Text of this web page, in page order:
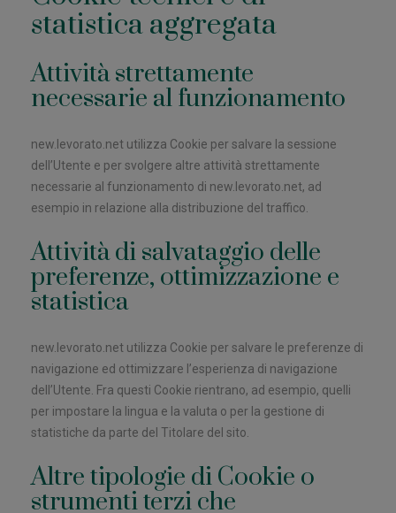
statistica aggregata
Attività strettamente
necessarie al funzionamento
new.levorato.net utilizza Cookie per salvare la sessione
dell’Utente e per svolgere altre attività strettamente
necessarie al funzionamento di new.levorato.net, ad
esempio in relazione alla distribuzione del traffico.
Attività di salvataggio delle
preferenze, ottimizzazione e
statistica
new.levorato.net utilizza Cookie per salvare le preferenze di
navigazione ed ottimizzare l’esperienza di navigazione
dell’Utente. Fra questi Cookie rientrano, ad esempio, quelli
per impostare la lingua e la valuta o per la gestione di
statistiche da parte del Titolare del sito.
Altre tipologie di Cookie o
strumenti terzi che